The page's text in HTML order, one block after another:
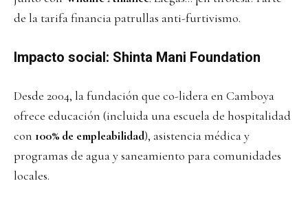
de la tarifa financia patrullas anti-furtivismo.
Impacto social: Shinta Mani Foundation
Desde 2004, la fundación que co-lidera en Camboya
ofrece educación (incluida una escuela de hospitalidad
con 100% de empleabilidad), asistencia médica y
programas de agua y saneamiento para comunidades
locales.